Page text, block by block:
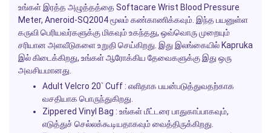
உங்கள் இரத்த அழுத்தத்தை Softacare Wrist Blood Pressure
Meter, Aneroid-SQ2004 மூலம் கண்காணிக்கவும். இந்த பயனுள்ள
கருவி பெரியவர்களுக்கு மிகவும் உகந்தது, ஒவ்வொரு முறையும்
சரியான அளவீடுகளை உறுதி செய்கிறது. இது இலங்கையில்Kapruka
இல் கிடைக்கிறது, உங்கள் ஆரோக்கிய தேவைகளுக்கு இது ஒரு
அவசியமானது.
Adult Velcro 20` Cuff: எளிதாக பயன்படுத்துவதற்காக
வசதியாக பொருந்துகிறது.
Zippered Vinyl Bag : உங்கள் மீட்டரை பாதுகாப்பாகவும்,
எடுத்துச் செல்லக்கூடியதாகவும் வைத்திருக்கிறது.